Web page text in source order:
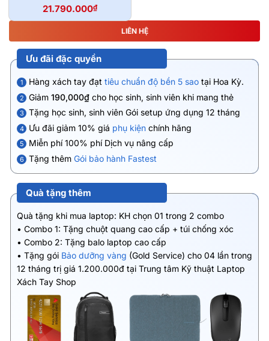
21.790.000₫
LIÊN HỆ
Ưu đãi đặc quyền
1 Hàng xách tay đạt tiêu chuẩn độ bền 5 sao tại Hoa Kỳ.
2 Giảm 190,000₫ cho học sinh, sinh viên khi mang thẻ
3 Tặng học sinh, sinh viên Gói setup ứng dụng 12 tháng
4 Ưu đãi giảm 10% giá phụ kiện chính hãng
5 Miễn phí 100% phí Dịch vụ nâng cấp
6 Tặng thêm Gói bảo hành Fastest
Quà tặng thêm
Quà tặng khi mua laptop: KH chọn 01 trong 2 combo
• Combo 1: Tặng chuột quang cao cấp + túi chống xóc
• Combo 2: Tặng balo laptop cao cấp
• Tặng gói Bảo dưỡng vàng (Gold Service) cho 04 lần trong
12 tháng trị giá 1.200.000đ tại Trung tâm Kỹ thuật Laptop
Xách Tay Shop